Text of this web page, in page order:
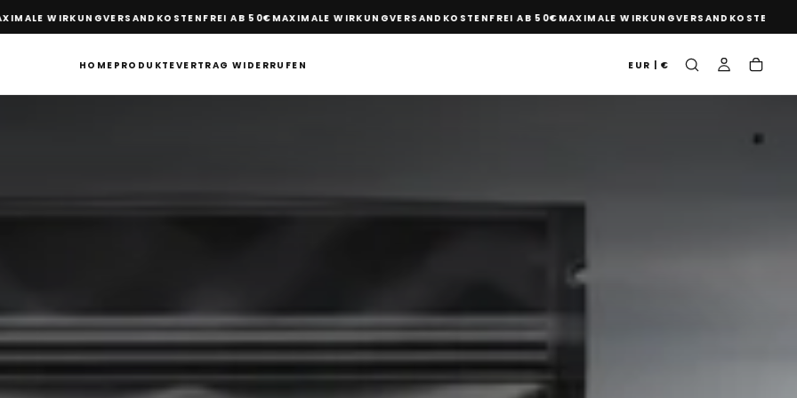
WIRKUNGVERSANDKOSTENFREI AB 50€MAXIMALE WIRKUNGVERSANDKOSTENFREI AB 50€MAXIMALE WIRKUNGVERSANDKOSTENFREI AB
HOME PRODUKTEVERTRAG WIDERRUFEN EUR | €